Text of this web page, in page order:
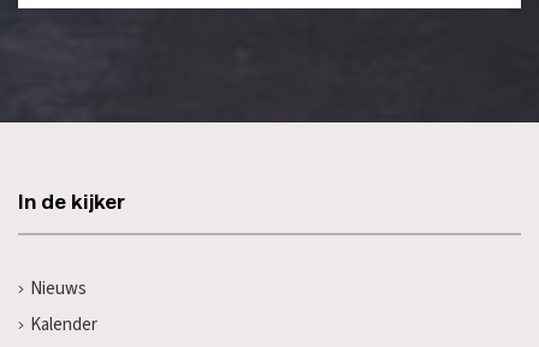
In de kijker
Nieuws
Kalender